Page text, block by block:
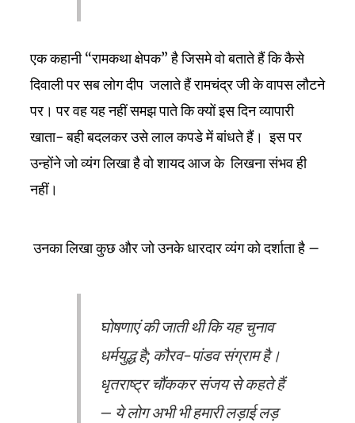
एक कहानी “रामकथा क्षेपक” है जिसमे वो बताते हैं कि कैसे
दिवाली पर सब लोग दीप जलाते हैं रामचंद्र जी के वापस लौटने
पर। पर वह यह नहीं समझ पाते कि क्यों इस दिन व्यापारी
खाता- बही बदलकर उसे लाल कपडे में बांधते हैं। इस पर
उन्होंने जो व्यंग लिखा है वो शायद आज के लिखना संभव ही
नहीं।
उनका लिखा कुछ और जो उनके धारदार व्यंग को दर्शाता है –
घोषणाएं की जाती थी कि यह चुनाव
धर्मयुद्ध है; कौरव-पांडव संग्राम है।
धृतराष्ट्र चौंककर संजय से कहते हैं
– ये लोग अभी भी हमारी लड़ाई लड़